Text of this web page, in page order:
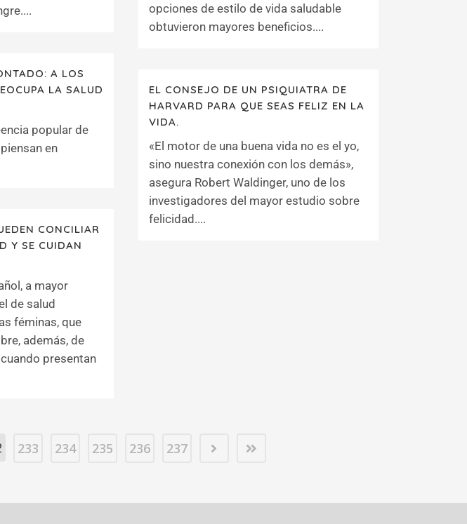
opciones de estilo de vida saludable
obtuvieron mayores beneficios....
A LOS
LA SALUD
popular de
en
EL CONSEJO DE UN PSIQUIATRA DE
HARVARD PARA QUE SEAS FELIZ EN LA
VIDA.
«El motor de una buena vida no es el yo,
sino nuestra conexión con los demás»,
asegura Robert Waldinger, uno de los
investigadores del mayor estudio sobre
felicidad....
CONCILIAR
Y SE CUIDAN
a mayor
de salud
féminas, que
además, de
presentan
233 234 235 236 237